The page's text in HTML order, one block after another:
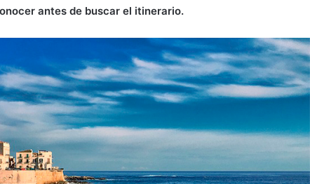
antes de buscar el itinerario.